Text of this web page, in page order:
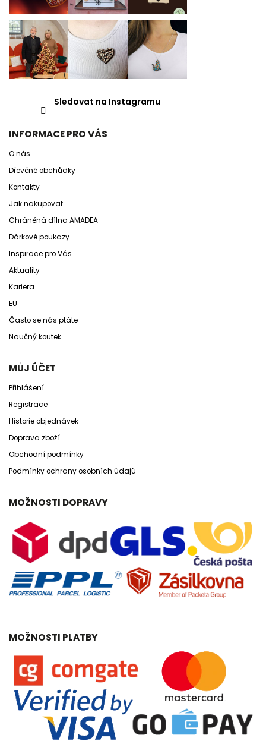
Sledovat na Instagramu
INFORMACE PRO VÁS
O nás
Dřevěné obchůdky
Kontakty
Jak nakupovat
Chráněná dílna AMADEA
Dárkové poukazy
Inspirace pro Vás
Aktuality
Kariera
EU
Často se nás ptáte
Naučný koutek
MŮJ ÚČET
Přihlášení
Registrace
Historie objednávek
Doprava zboží
Obchodní podmínky
Podmínky ochrany osobních údajů
MOŽNOSTI DOPRAVY
MOŽNOSTI PLATBY